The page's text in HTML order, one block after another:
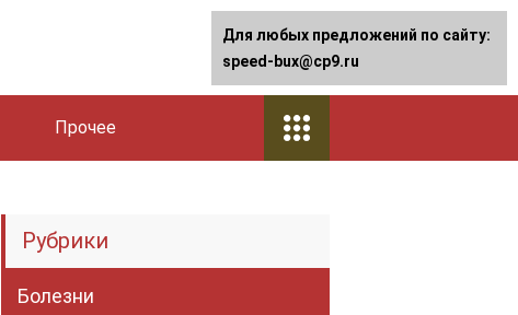
Прочее
Рубрики
Болезни
Для любых предложений по сайту:
speed-bux@cp9.ru